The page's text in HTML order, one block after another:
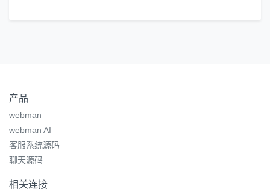
产品
webman
webman AI
客服系统源码
聊天源码
相关连接